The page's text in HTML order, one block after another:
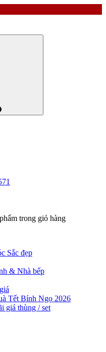
trong giỏ hàng
Sắc đẹp
& Nhà bếp
Tết Bính Ngọ 2026
giá thùng / set